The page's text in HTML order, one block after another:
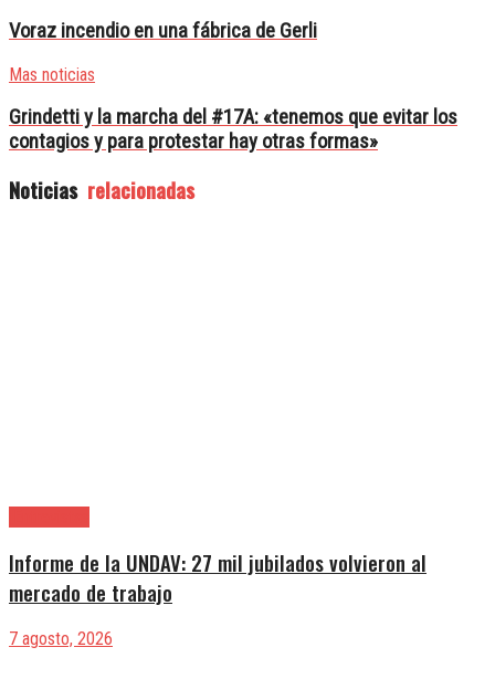
Voraz incendio en una fábrica de Gerli
Mas noticias
Grindetti y la marcha del #17A: «tenemos que evitar los
contagios y para protestar hay otras formas»
Noticias relacionadas
Informe de la UNDAV: 27 mil jubilados volvieron al
mercado de trabajo
7 agosto, 2026